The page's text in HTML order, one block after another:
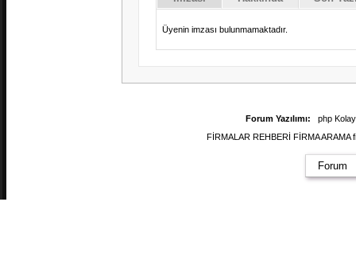
Üyenin imzası bulunmamaktadır.
Forum Yazılımı:
php
FİRMALAR REHBERİ FİRMA
Forum